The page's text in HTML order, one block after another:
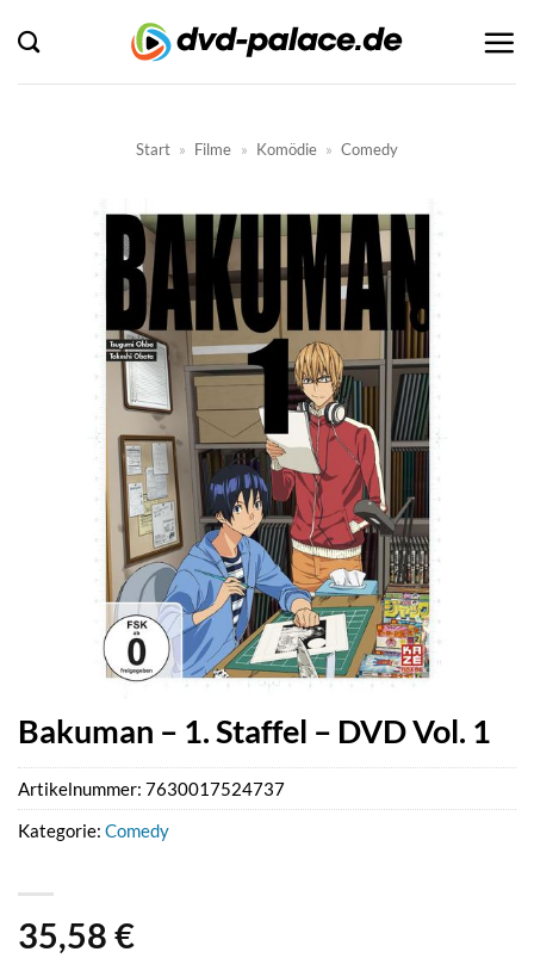
Inhalt
springen
Start » Filme » Komödie » Comedy
Bakuman – 1. Staffel – DVD Vol. 1
35,58 €
Artikelnummer: 7630017524737
Kategorie: Comedy